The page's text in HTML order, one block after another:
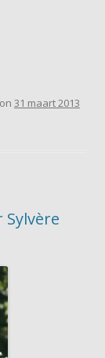
on 31 maart 2013
Sylvère